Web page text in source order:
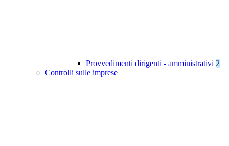
Provvedimenti dirigenti - amministrativi 2
Controlli sulle imprese